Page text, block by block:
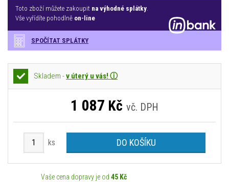
Toto zboží můžete zakoupit na výhodné splátky.
Vše vyřídíte pohodlně on-line
SPOČÍTAT SPLÁTKY
Skladem -v úterý u vás! ⓘ
1 087 Kč vč. DPH
ks DO KOŠÍKU
Vaše cena dopravy je od 45 Kč